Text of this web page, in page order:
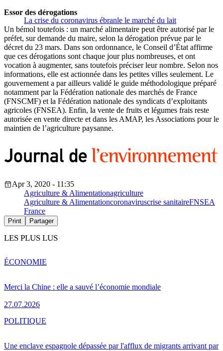
La crise du coronavirus ébranle le marché du lait
Essor des dérogations
Un bémol toutefois : un marché alimentaire peut être autorisé par le
préfet, sur demande du maire, selon la dérogation prévue par le
décret du 23 mars. Dans son ordonnance, le Conseil d’État affirme
que ces dérogations sont chaque jour plus nombreuses, et ont
vocation à augmenter, sans toutefois préciser leur nombre. Selon nos
informations, elle est actionnée dans les petites villes seulement. Le
gouvernement a par ailleurs validé le guide méthodologique préparé
notamment par la Fédération nationale des marchés de France
(FNSCMF) et la Fédération nationale des syndicats d’exploitants
agricoles (FNSEA). Enfin, la vente de fruits et légumes frais reste
autorisée en vente directe et dans les AMAP, les Associations pour le
maintien de l’agriculture paysanne.
Apr 3, 2020 - 11:35
Agriculture & Alimentationagriculture
Agriculture & Alimentationcoronaviruscrise sanitaireFNSEA
France
Print Partager
LES PLUS LUS
Merci la Chine : elle a sauvé l’économie mondiale
27.07.2026
ÉCONOMIE
Une enclave espagnole dépassée par l'afflux de migrants arrivant par
POLITIQUE